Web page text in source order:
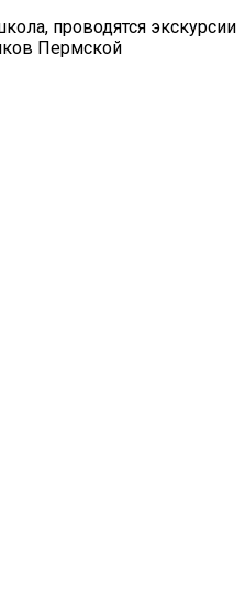
проводятся экскурсии
Пермской